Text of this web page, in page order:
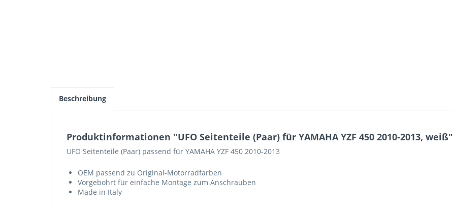
Beschreibung
Produktinformationen "UFO Seitenteile (Paar) für YAMAHA YZF 450 2010-2013, weiß"
UFO Seitenteile (Paar) passend für YAMAHA YZF 450 2010-2013
OEM passend zu Original-Motorradfarben
Vorgebohrt für einfache Montage zum Anschrauben
Made in Italy